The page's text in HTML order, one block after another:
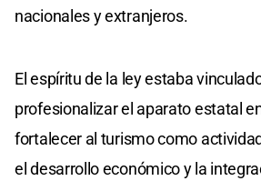
nacionales y extranjeros.
El espíritu de la ley estaba
profesionalizar el aparato estatal
fortalecer al turismo como
el desarrollo económico y la